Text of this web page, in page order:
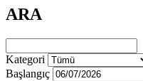
ARA
Kategori
Başlangıç